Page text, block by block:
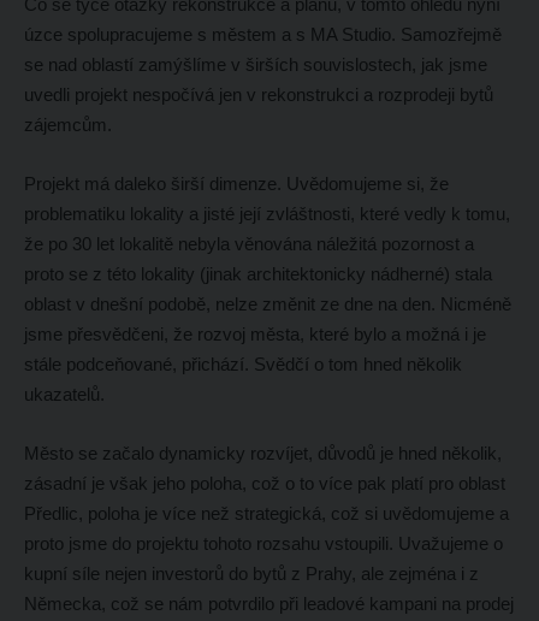
úzce spolupracujeme s městem a s MA Studio. Samozřejmě
se nad oblastí zamýšlíme v širších souvislostech, jak jsme
uvedli projekt nespočívá jen v rekonstrukci a rozprodeji bytů
zájemcům.
Projekt má daleko širší dimenze. Uvědomujeme si, že
problematiku lokality a jisté její zvláštnosti, které vedly k tomu,
že po 30 let lokalitě nebyla věnována náležitá pozornost a
proto se z této lokality (jinak architektonicky nádherné) stala
oblast v dnešní podobě, nelze změnit ze dne na den. Nicméně
jsme přesvědčeni, že rozvoj města, které bylo a možná i je
stále podceňované, přichází. Svědčí o tom hned několik
ukazatelů.
Město se začalo dynamicky rozvíjet, důvodů je hned několik,
zásadní je však jeho poloha, což o to více pak platí pro oblast
Předlic, poloha je více než strategická, což si uvědomujeme a
proto jsme do projektu tohoto rozsahu vstoupili. Uvažujeme o
kupní síle nejen investorů do bytů z Prahy, ale zejména i z
Německa, což se nám potvrdilo při leadové kampani na prodej